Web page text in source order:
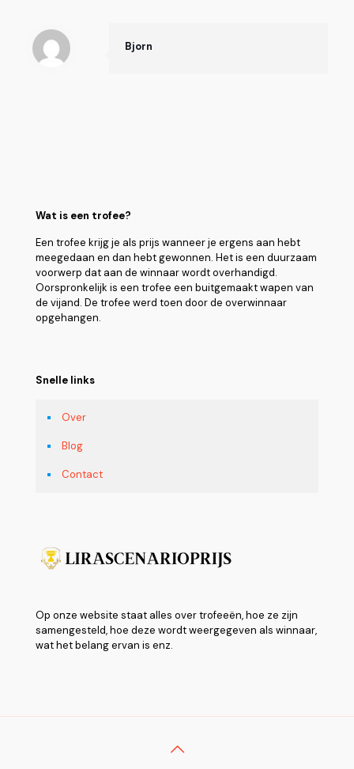
Bjorn
Wat is een trofee?
Een trofee krijg je als prijs wanneer je ergens aan hebt
meegedaan en dan hebt gewonnen. Het is een duurzaam
voorwerp dat aan de winnaar wordt overhandigd.
Oorspronkelijk is een trofee een buitgemaakt wapen van
de vijand. De trofee werd toen door de overwinnaar
opgehangen.
Snelle links
Over
Blog
Contact
Op onze website staat alles over trofeeën, hoe ze zijn
samengesteld, hoe deze wordt weergegeven als winnaar,
wat het belang ervan is enz.